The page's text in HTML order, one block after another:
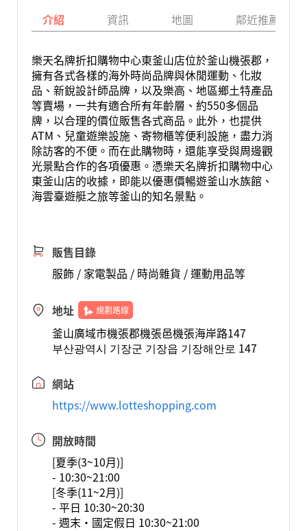
介紹 資訊 地圖 鄰近推薦景點
樂天名牌折扣購物中心東釜山店位於釜山機張郡，
擁有各式各樣的海外時尚品牌與休閒運動、化妝
品、新銳設計師品牌，以及樂高、地區鄉土特產品
等賣場，一共有適合所有年齡層、約550多個品
牌，以合理的價位販售各式商品。此外，也提供
ATM、兒童遊樂設施、寄物櫃等便利設施，盡力消
除訪客的不便。而在此購物時，還能享受與周邊觀
光景點合作的各項優惠。憑樂天名牌折扣購物中心
東釜山店的收據，即能以優惠價暢遊釜山水族館、
海雲臺遊艇之旅等釜山的知名景點。
販售目錄
服飾 / 家電製品 / 時尚雜貨 / 運動用品等
地址 規劃路線
釜山廣域市機張郡機張邑機張海岸路147
부산광역시 기장군 기장읍 기장해안로 147
網站
https://www.lotteshopping.com
開放時間
[夏季(3~10月)]
- 10:30~21:00
[冬季(11~2月)]
- 平日 10:30~20:30
- 週末·國定假日 10:30~21:00